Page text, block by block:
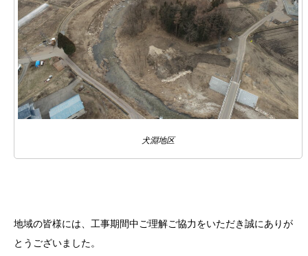
犬淵地区
地域の皆様には、工事期間中ご理解ご協力をいただき誠にありが
とうございました。